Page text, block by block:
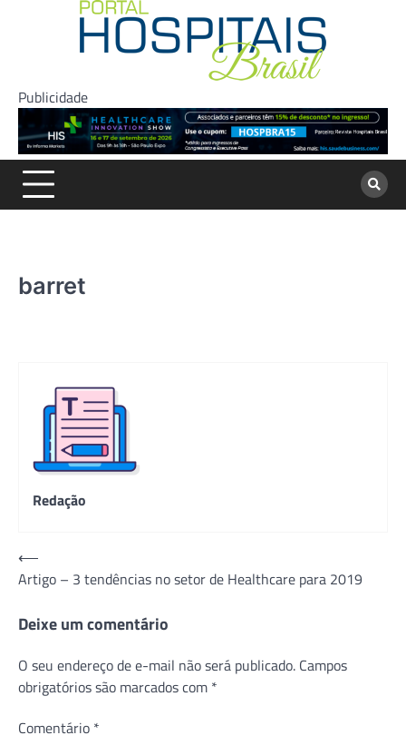
Publicidade
barret
Redação
Navegação
de
Post
⟵
Artigo – 3 tendências no setor de Healthcare para 2019
Deixe um comentário
O seu endereço de e-mail não será publicado. Campos
obrigatórios são marcados com *
Comentário *